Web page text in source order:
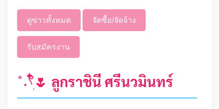
ดูข่าวทั้งหมด จัดซื้อ/จัดจ้าง
รับสมัครงาน
˚˖𓍢ִ໋🌷 ลูกราชินี ศรีนวมินทร์